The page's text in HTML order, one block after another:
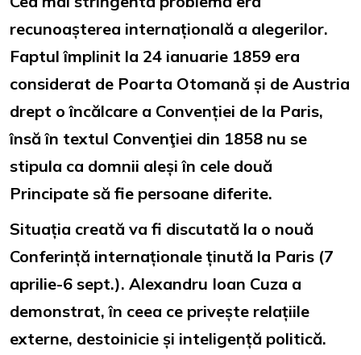
recunoașterea internațională a alegerilor.
Faptul împlinit la 24 ianuarie 1859 era
considerat de Poarta Otomană și de Austria
drept o încălcare a Convenției de la Paris,
însă în textul Convenţiei din 1858 nu se
stipula ca domnii aleși în cele două
Principate să fie persoane diferite.
Situația creată va fi discutată la o nouă
Conferință internaționale ținută la Paris (7
aprilie-6 sept.). Alexandru Ioan Cuza a
demonstrat, în ceea ce privește relațiile
externe, destoinicie și inteligență politică.